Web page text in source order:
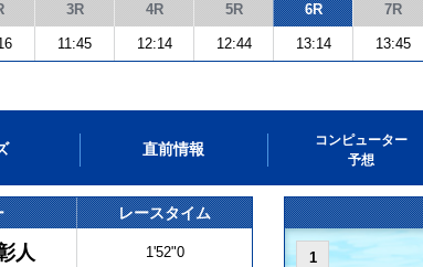
3R 4R 5R 6R 7R
11:45 12:14 12:44 13:14 13:45
直前情報
コンピューター
予想
レースタイム
人 1'52"0 1